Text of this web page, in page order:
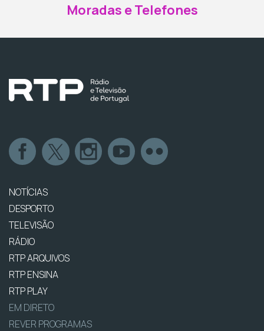
Moradas e Telefones
NOTÍCIAS
DESPORTO
TELEVISÃO
RÁDIO
RTP ARQUIVOS
RTP ENSINA
RTP PLAY
EM DIRETO
REVER PROGRAMAS